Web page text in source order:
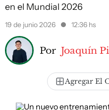
en el Mundial 2026
19 de junio 2026 12:36 hs
Por Joaquín
Agregar El